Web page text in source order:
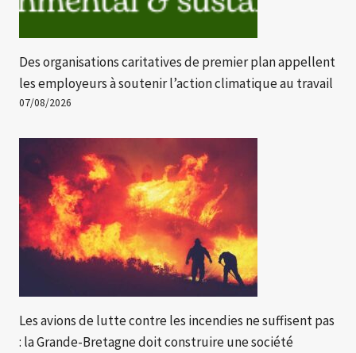
Des organisations caritatives de premier plan appellent
les employeurs à soutenir l’action climatique au travail
07/08/2026
Les avions de lutte contre les incendies ne suffisent pas
: la Grande-Bretagne doit construire une société